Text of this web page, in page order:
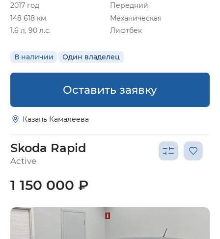
2017 год
Передний
148 618 км.
Механическая
1.6 л, 90 л.с.
Лифтбек
В наличии Один владелец
Оставить заявку
Казань Камалеева
Skoda Rapid
Active
1 150 000 ₽